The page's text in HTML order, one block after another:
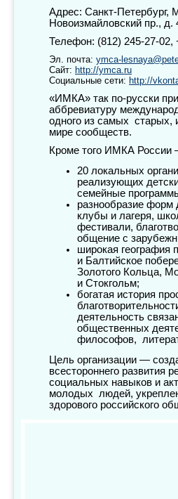
Адрес: Санкт-Петербург,
Новоизмайловский пр., д.
Телефон: (812) 245-27-02,
Эл. почта: ymca-
Сайт: http://ymca.ru
Социальные сети: http://
«ИМКА» так по-русски
аббревиатуру
одного из самых старых,
мире сообществ.
Кроме того ИМКА России
20 локальных
реализующих
семейные
разнообразие форм
клубы и лагеря,
фестивали,
общение с
широкая география
и Балтийское
Золотого Кольца,
и Стокгольм;
богатая история
деятельность
общественных
философов,
Цель организации —
всестороннего развития
социальных навыков и
молодых людей,
здорового российского